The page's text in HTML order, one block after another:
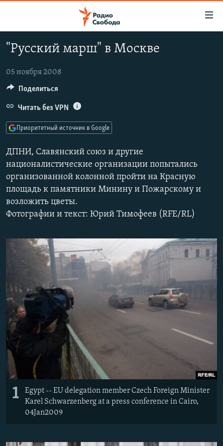
упрощенного
доступа
Вернуться
содержанию
Вернутся
главной
навигации
Вернутся
поиску
ПРОГРАММЫ
ПОДКАСТЫ
АВТОРСКИЕ ПРОЕКТЫ
ЦИТАТЫ СВОБОДЫ
МНЕНИЯ
IDEL.РЕАЛИИ
КАВКАЗ.РЕАЛИИ
СЕВЕР.РЕАЛИИ
СИБИРЬ.РЕАЛИИ
ПОДПИШИТЕСЬ НА РАССЫЛКУ
Все сайты РСЕ/РС
"Русский марш" в Москве
05 ноября 2008
ДПНИ, Славянский союз и другие
националистические организации попытались
организованной колонной пройти на Красную
площадь к памятники Минину и Пожарскому и
возложить цветы.
Фотографии и текст: Юрий Тимофеев (RFE/RL)
1
Egypt -- EU delegation member Czech Foreign Minister
Karel Schwarzenberg at a press conference in Cairo,
04Jan2009
Поделиться
Читать без VPN
Приоритетный источник в Google